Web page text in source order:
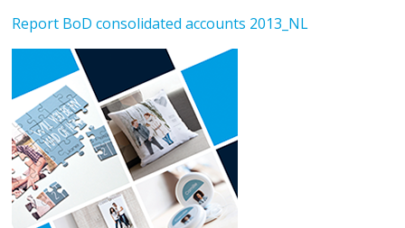
Report BoD consolidated accounts 2013_NL